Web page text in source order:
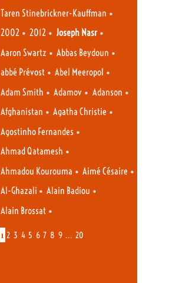
Taren Stinebrickner-Kauffman •
2002 • 2012 • Joseph Nasr•
Aaron Swartz • Abbas Beydoun •
abbé Prévost • Abel Meeropol •
Adam Smith • Adamov • Adanson •
Afghanistan • Agatha Christie •
Agostinho Fernandes •
Ahmad Qatamesh •
Ahmadou Kourouma • Aimé Césaire •
Al-Ghazali • Alain Badiou •
Alain Brossat •
1 2 3 4 5 6 7 8 9 … 20